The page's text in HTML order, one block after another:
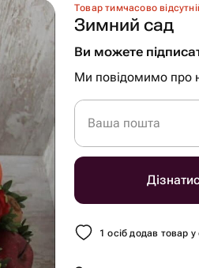
Товар тимчасово
Зимний сад
Ви можете
Ми повідомимо про
Ваша пошта
1 осіб додав товар у